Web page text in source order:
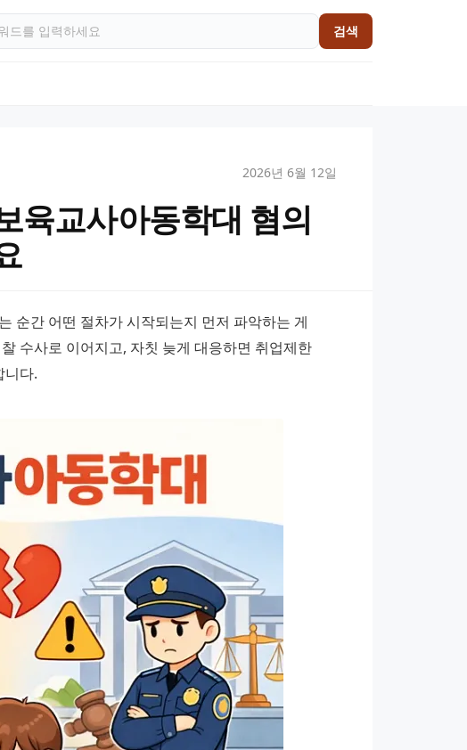
검색
2026년 6월 12일
육교사아동학대 혐의
순간 어떤 절차가 시작되는지 먼저 파악하는 게
수사로 이어지고, 자칫 늦게 대응하면 취업제한
니다.